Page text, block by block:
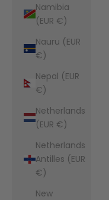
Namibia
(EUR €)
Nauru (EUR
€)
Nepal (EUR
€)
Netherlands
(EUR €)
Netherlands
Antilles (EUR
€)
New